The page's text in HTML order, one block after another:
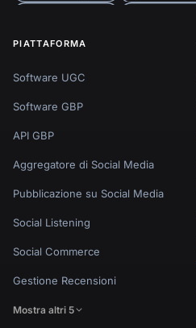
PIATTAFORMA
Software UGC
Software GBP
API GBP
Aggregatore di Social Media
Pubblicazione su Social Media
Social Listening
Social Commerce
Gestione Recensioni
Mostra altri 5